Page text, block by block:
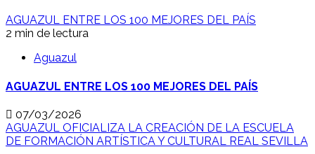
AGUAZUL ENTRE LOS 100 MEJORES DEL PAÍS
2 min de lectura
Aguazul
AGUAZUL ENTRE LOS 100 MEJORES DEL PAÍS
07/03/2026
AGUAZUL OFICIALIZA LA CREACIÓN DE LA ESCUELA
DE FORMACIÓN ARTÍSTICA Y CULTURAL REAL SEVILLA